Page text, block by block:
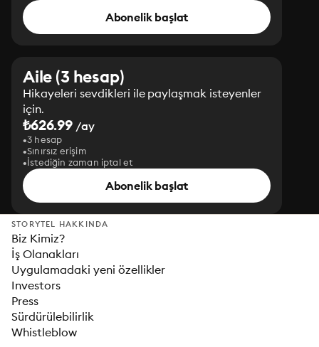
Abonelik başlat
Aile (3 hesap)
Hikayeleri sevdikleri ile paylaşmak isteyenler
için.
₺626.99 /ay
3 hesap
Sınırsız erişim
İstediğin zaman iptal et
Abonelik başlat
STORYTEL HAKKINDA
Biz Kimiz?
İş Olanakları
Uygulamadaki yeni özellikler
Investors
Press
Sürdürülebilirlik
Whistleblow